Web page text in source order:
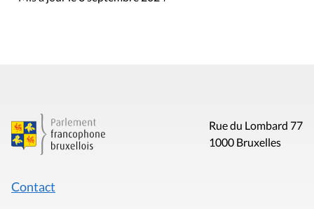
Rue du Lombard 77
1000 Bruxelles
Contact